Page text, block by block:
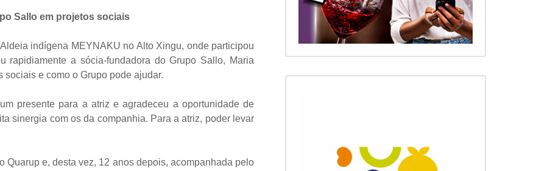
Sallo em projetos sociais
indígena MEYNAKU no Alto Xingu, onde participou
rapidiamente a sócia-fundadora do Grupo Sallo, Maria
sociais e como o Grupo pode ajudar.
presente para a atriz e agradeceu a oportunidade de
sinergia com os da companhia. Para a atriz, poder levar
e, desta vez, 12 anos depois, acompanhada pelo